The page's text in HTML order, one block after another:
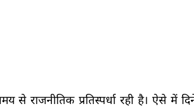
से राजनीतिक प्रतिस्पर्धा रही है। ऐसे में